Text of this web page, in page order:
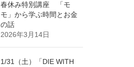
春休み特別講座 「モ
モ」から学ぶ時間とお金
の話
2026年3月14日
1/31（土）「DIE WITH